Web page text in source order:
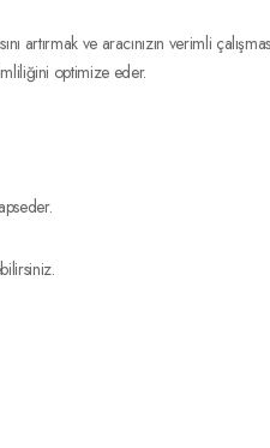
ve aracınızın verimli
optimize eder.